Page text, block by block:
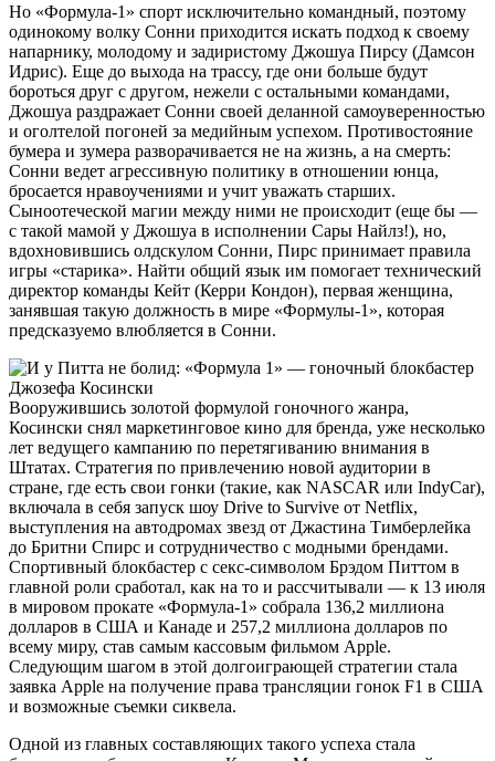
Но «Формула-1» спорт исключительно командный, поэтому
одинокому волку Сонни приходится искать подход к своему
напарнику, молодому и задиристому Джошуа Пирсу (Дамсон
Идрис). Еще до выхода на трассу, где они больше будут
бороться друг с другом, нежели с остальными командами,
Джошуа раздражает Сонни своей деланной самоуверенностью
и оголтелой погоней за медийным успехом. Противостояние
бумера и зумера разворачивается не на жизнь, а на смерть:
Сонни ведет агрессивную политику в отношении юнца,
бросается нравоучениями и учит уважать старших.
Сыноотеческой магии между ними не происходит (еще бы —
с такой мамой у Джошуа в исполнении Сары Найлз!), но,
вдохновившись олдскулом Сонни, Пирс принимает правила
игры «старика». Найти общий язык им помогает технический
директор команды Кейт (Керри Кондон), первая женщина,
занявшая такую должность в мире «Формулы-1», которая
предсказуемо влюбляется в Сонни.
Вооружившись золотой формулой гоночного жанра,
Косински снял маркетинговое кино для бренда, уже несколько
лет ведущего кампанию по перетягиванию внимания в
Штатах. Стратегия по привлечению новой аудитории в
стране, где есть свои гонки (такие, как NASCAR или IndyCar),
включала в себя запуск шоу Drive to Survive от Netflix,
выступления на автодромах звезд от Джастина Тимберлейка
до Бритни Спирс и сотрудничество с модными брендами.
Спортивный блокбастер с секс-символом Брэдом Питтом в
главной роли сработал, как на то и рассчитывали — к 13 июля
в мировом прокате «Формула-1» собрала 136,2 миллиона
долларов в США и Канаде и 257,2 миллиона долларов по
всему миру, став самым кассовым фильмом Apple.
Следующим шагом в этой долгоиграющей стратегии стала
заявка Apple на получение права трансляции гонок F1 в США
и возможные съемки сиквела.
Одной из главных составляющих такого успеха стала